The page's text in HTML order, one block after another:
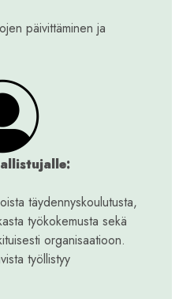
päivittäminen ja
täydennyskoulutusta,
työkokemusta sekä
organisaatioon.
työllistyy